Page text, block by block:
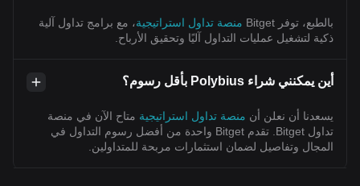
بالطبع، توفر Bitget منصة تداول استراتيجية، مع برامج تداول آلية
ذكية لتشغيل عمليات التداول آليًا وتحقيق الأرباح.
أين يمكنني شراء Polybius بأقل رسوم؟
يسعدنا أن نعلن أن منصة تداول استراتيجية متاح الآن في منصة
تداول Bitget. تقدم Bitget واحدة من أفضل رسوم التداول في
المجال وتفاصيل لضمان استثمارات مربحة للمتداولين.